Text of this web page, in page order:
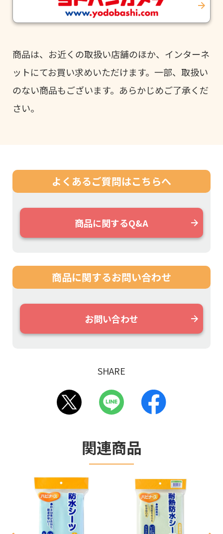
商品は、お近くの取扱い店舗のほか、インターネ
ットにてお買い求めいただけます。一部、取扱い
のない商品もございます。あらかじめご了承くだ
さい。
よくあるご質問はこちらへ
商品に関するQ&A
商品に関するお問い合わせ
お問い合わせ
SHARE
関連商品